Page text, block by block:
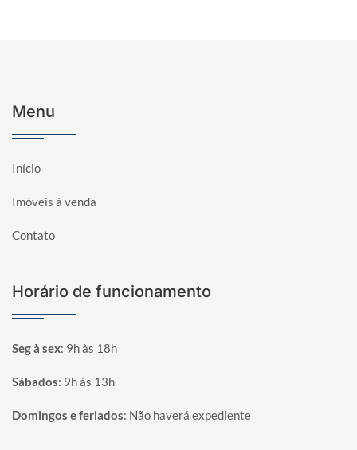
Menu
Início
Imóveis à venda
Contato
Horário de funcionamento
Seg à sex: 9h às 18h
Sábados: 9h às 13h
Domingos e feriados: Não haverá expediente